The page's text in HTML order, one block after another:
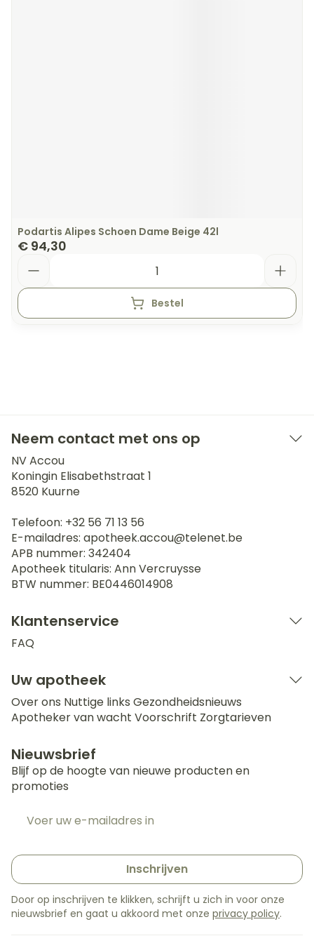
Podartis Alipes Schoen Dame Beige 42l
€ 94,30
Bestel
Neem contact met ons op
NV Accou
Koningin Elisabethstraat 1
8520 Kuurne
Telefoon: +32 56 71 13 56
E-mailadres: apotheek.accou@telenet.be
APB nummer: 342404
Apotheek titularis: Ann Vercruysse
BTW nummer: BE0446014908
Klantenservice
FAQ
Uw apotheek
Over ons Nuttige links Gezondheidsnieuws
Apotheker van wacht Voorschrift Zorgtarieven
Nieuwsbrief
Blijf op de hoogte van nieuwe producten en
promoties
Inschrijven
Door op inschrijven te klikken, schrijft u zich in voor onze
nieuwsbrief en gaat u akkoord met onze privacy policy.